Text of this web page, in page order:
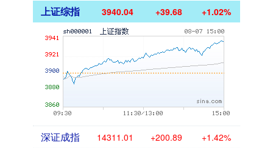
上证综指 3940.04 +39.68 +1.02%
深证成指 14311.01 +200.89 +1.42%